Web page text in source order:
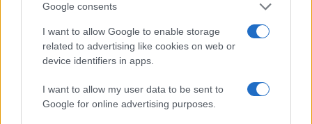
Google consents
I want to allow Google to enable storage
related to advertising like cookies on web or
device identifiers in apps.
I want to allow my user data to be sent to
Google for online advertising purposes.
Mario Malu